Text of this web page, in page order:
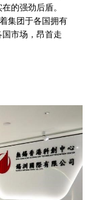
的强劲后盾。
集团于各国拥有
市场，昂首走